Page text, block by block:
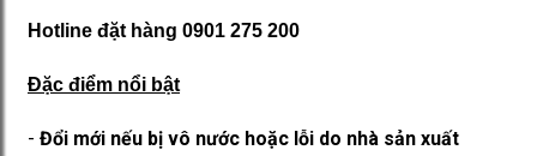
Hotline đặt hàng 0901 275 200
Đặc điểm nổi bật
- Đổi mới nếu bị vô nước hoặc lỗi do nhà sản xuất